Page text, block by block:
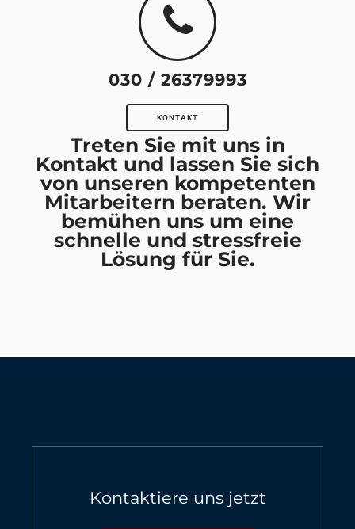
030 / 26379993
KONTAKT
Treten Sie mit uns in
Kontakt und lassen Sie sich
von unseren kompetenten
Mitarbeitern beraten. Wir
bemühen uns um eine
schnelle und stressfreie
Lösung für Sie.
Kontaktiere uns jetzt